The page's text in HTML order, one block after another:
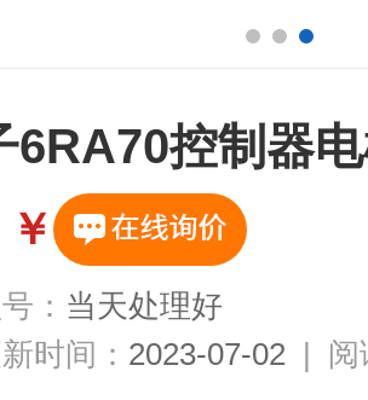
6RA70控制器
￥
： 当天处理好
时间： 2023-07-02 | 阅